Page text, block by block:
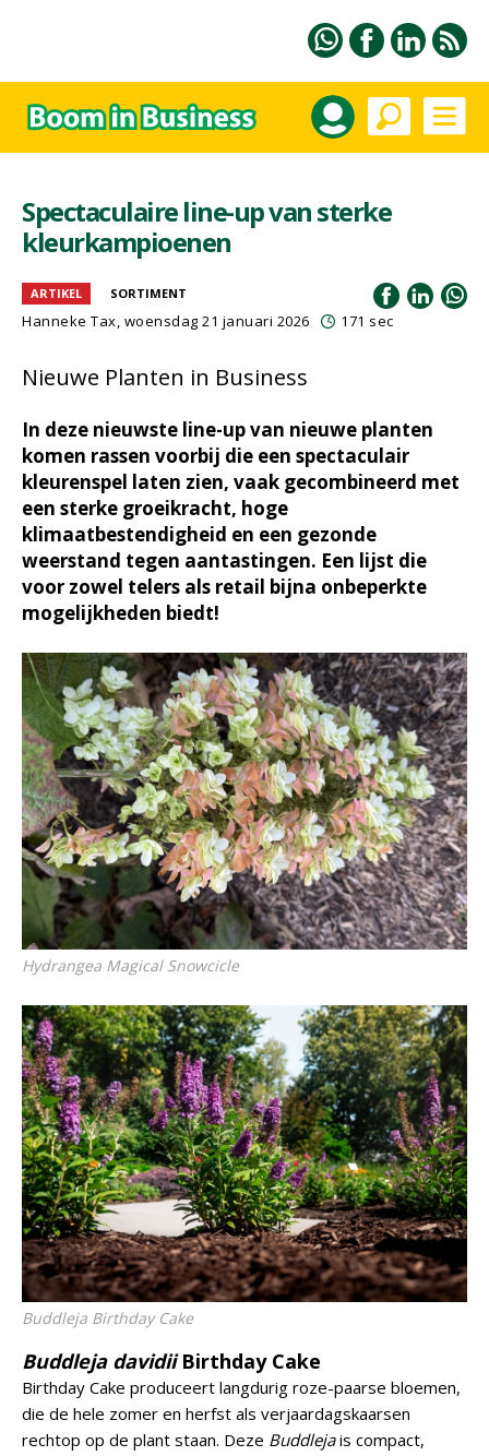
Spectaculaire line-up van sterke
kleurkampioenen
ARTIKEL SORTIMENT
Hanneke Tax, woensdag 21 januari 2026 171 sec
Nieuwe Planten in Business
In deze nieuwste line-up van nieuwe planten
komen rassen voorbij die een spectaculair
kleurenspel laten zien, vaak gecombineerd met
een sterke groeikracht, hoge
klimaatbestendigheid en een gezonde
weerstand tegen aantastingen. Een lijst die
voor zowel telers als retail bijna onbeperkte
mogelijkheden biedt!
Hydrangea Magical Snowcicle
Buddleja Birthday Cake
Buddleja davidiiBirthday Cake
Birthday Cake produceert langdurig roze-paarse bloemen,
die de hele zomer en herfst als verjaardagskaarsen
rechtop op de plant staan. Deze Buddlejais compact,